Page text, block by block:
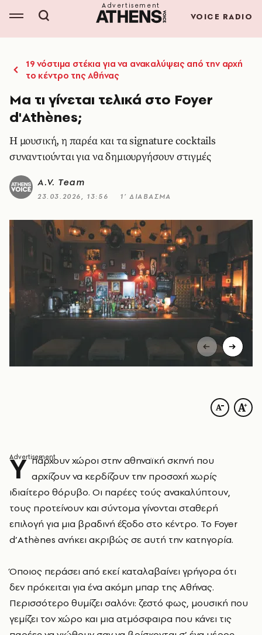
VOICE RADIO
19 νόστιμα στέκια για να ανακαλύψεις από την αρχή
το κέντρο της Αθήνας
Μα τι γίνεται τελικά στο Foyer
d'Athènes;
Η μουσική, η παρέα και τα signature cocktails
συναντιούνται για να δημιουργήσουν στιγμές
A.V. Team
23.03.2026, 13:56 1’ ΔΙΑΒΑΣΜΑ
Υ πάρχουν χώροι στην αθηναϊκή σκηνή που
αρχίζουν να κερδίζουν την προσοχή χωρίς
ιδιαίτερο θόρυβο. Οι παρέες τούς ανακαλύπτουν,
τους προτείνουν και σύντομα γίνονται σταθερή
επιλογή για μια βραδινή έξοδο στο κέντρο. Το Foyer
d’Athènes ανήκει ακριβώς σε αυτή την κατηγορία.
Όποιος περάσει από εκεί καταλαβαίνει γρήγορα ότι
δεν πρόκειται για ένα ακόμη μπαρ της Αθήνας.
Περισσότερο θυμίζει σαλόνι: ζεστό φως, μουσική που
γεμίζει τον χώρο και μια ατμόσφαιρα που κάνει τις